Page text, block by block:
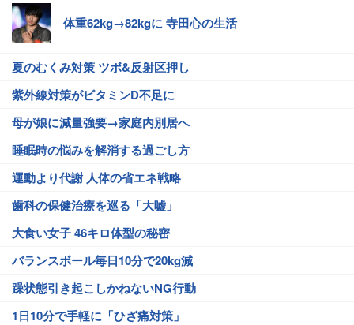
体重62kg→82kgに 寺田心の生活
夏のむくみ対策 ツボ&反射区押し
紫外線対策がビタミンD不足に
母が娘に減量強要→家庭内別居へ
睡眠時の悩みを解消する過ごし方
運動より代謝 人体の省エネ戦略
歯科の保健治療を巡る「大嘘」
大食い女子 46キロ体型の秘密
バランスボール毎日10分で20kg減
躁状態引き起こしかねないNG行動
1日10分で手軽に「ひざ痛対策」